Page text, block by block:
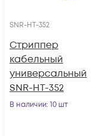
SNR-HT-352
Стриппер
кабельный
универсальный
SNR-HT-352
В наличии: 10 шт